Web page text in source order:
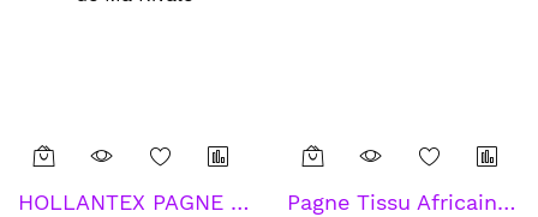
HOLLANTEX PAGNE Tissu Africain Collection Type « Soft Coton » Oeil de Ma Rivale Pagne Tissu Africain Collection Type